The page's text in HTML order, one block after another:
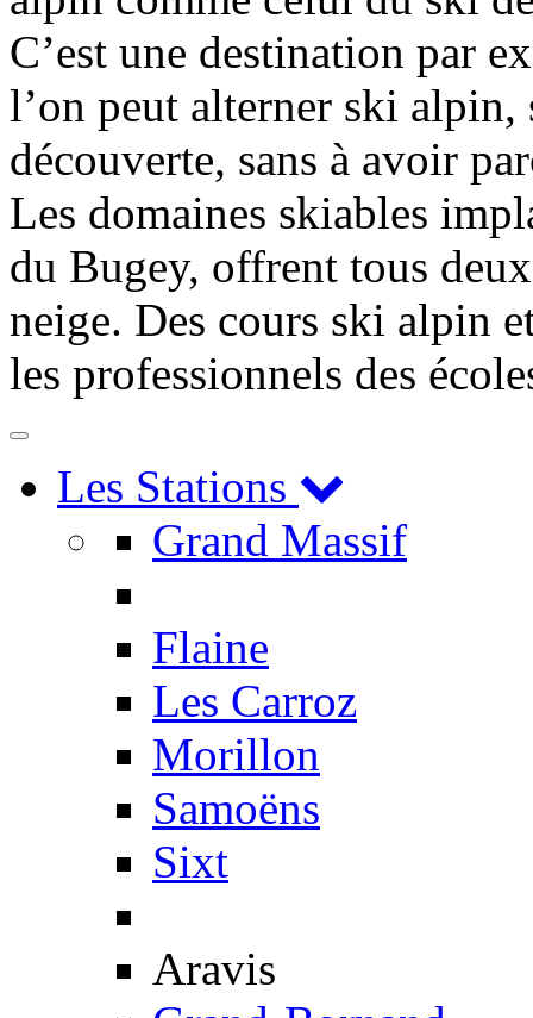
C’est une destination par
l’on peut alterner ski
découverte, sans à avoir
Les domaines skiables
du Bugey, offrent tous
neige. Des cours ski alpin
les professionnels des
Toggle
Les Stations
Grand Massif
Flaine
Les Carroz
Morillon
Samoëns
Sixt
Aravis